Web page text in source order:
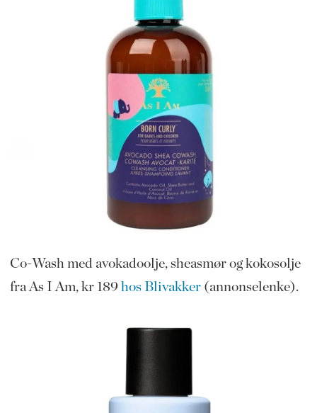
Co-Wash med avokadoolje, sheasmør og kokosolje
fra As I Am, kr 189 hos Blivakker(annonselenke).